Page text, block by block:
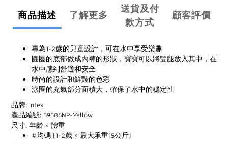
商品描述 了解更多
送貨及付
款方式
顧客評價
專為1-2歲的兒童設計，可在水中享受樂趣
圓圈的底部做成內褲的形狀，寶寶可以將雙腿放入其中，在
水中感到舒適和安全
時尚的設計和鮮豔的色彩
泳圈的充氣部分面積大，確保了水中的穩定性
品牌: Intex
產品編號: 59586NP-Yellow
尺寸: 年齡 × 體重
#均碼 (1-2歲 × 最大承重15公斤)